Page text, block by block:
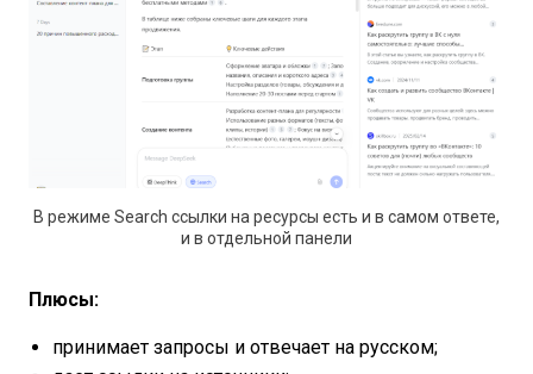
В режиме Search ссылки на ресурсы есть и в самом ответе,
и в отдельной панели
Плюсы:
принимает запросы и отвечает на русском;